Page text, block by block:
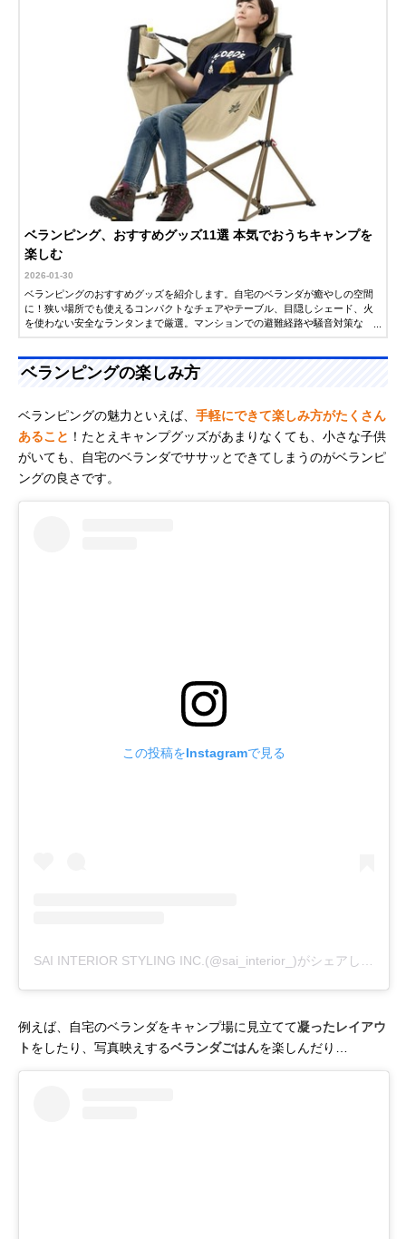
ベランピング、おすすめグッズ11選 本気でおうちキャンプを
楽しむ
2026-01-30
ベランピングのおすすめグッズを紹介します。自宅のベランダが癒やしの空間
に！狭い場所でも使えるコンパクトなチェアやテーブル、目隠しシェード、火
を使わない安全なランタンまで厳選。マンションでの避難経路や騒音対策な
ベランピングの楽しみ方
ベランピングの魅力といえば、 手軽にできて楽しみ方がたくさん
あること ！たとえキャンプグッズがあまりなくても、小さな子供
がいても、自宅のベランダでササッとできてしまうのがベランピ
ングの良さです。
この投稿をInstagramで見る
例えば、自宅のベランダをキャンプ場に見立てて凝ったレイアウ
トをしたり、写真映えするベランダごはんを楽しんだり…